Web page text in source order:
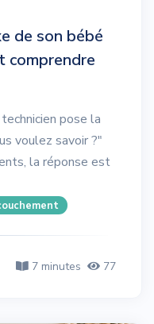
de son bébé
comprendre
pose la
voulez savoir ?"
la réponse est
7 minutes 77